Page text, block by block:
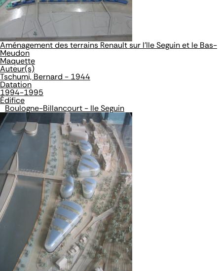
Aménagement des terrains Renault sur l'Ile Seguin et le Bas-
Meudon
Maquette
Auteur(s)
Tschumi, Bernard - 1944
Datation
1994-1995
Édifice
Boulogne-Billancourt - Ile Seguin